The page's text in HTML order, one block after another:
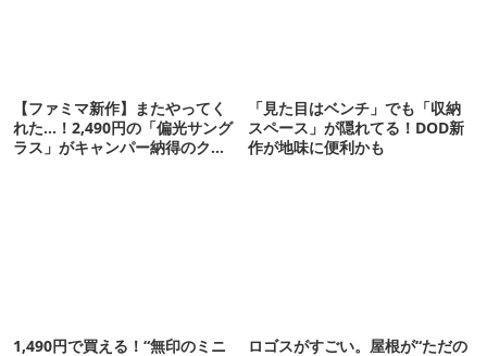
【ファミマ新作】またやってく
れた…！2,490円の「偏光サング
ラス」がキャンパー納得のクオ
「見た目はベンチ」でも「収納
スペース」が隠れてる！DOD新
作が地味に便利かも
1,490円で買える！“無印のミニ
ロゴスがすごい。屋根が“ただの